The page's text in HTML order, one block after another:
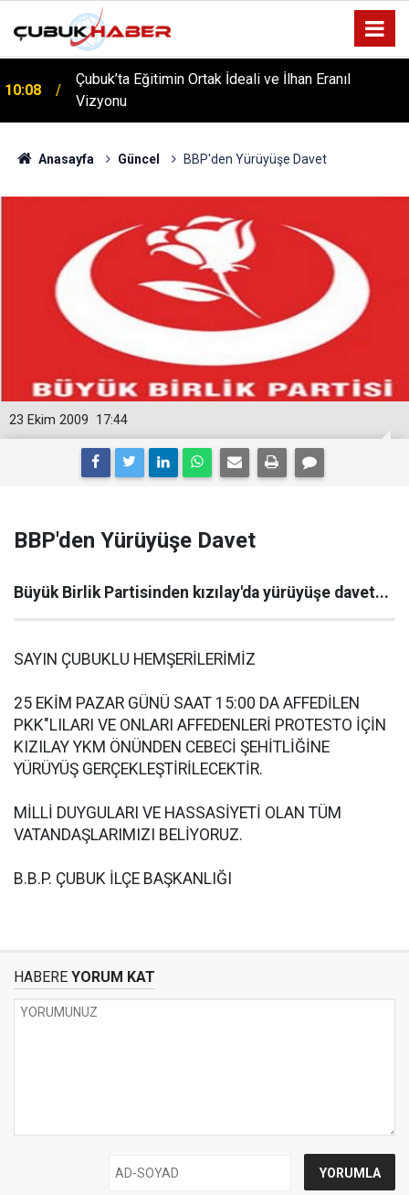
10:08
Çubuk’ta Eğitimin Ortak İdeali ve İlhan Eranıl
Vizyonu
12:06
ÇUBUK’TA ‘YAZA MERHABA’ COŞKUSU: Kursiyerler
Gönüllerince Eğlendi!
Anasayfa Güncel BBP'den Yürüyüşe Davet
17:44
23 Ekim 2009
BBP'den Yürüyüşe Davet
Büyük Birlik Partisinden kızılay'da yürüyüşe davet...
SAYIN ÇUBUKLU HEMŞERİLERİMİZ
25 EKİM PAZAR GÜNÜ SAAT 15:00 DA AFFEDİLEN
PKK"LILARI VE ONLARI AFFEDENLERİ PROTESTO İÇİN
KIZILAY YKM ÖNÜNDEN CEBECİ ŞEHİTLİĞİNE
YÜRÜYÜŞ GERÇEKLEŞTİRİLECEKTİR.
MİLLİ DUYGULARI VE HASSASİYETİ OLAN TÜM
VATANDAŞLARIMIZI BELİYORUZ.
B.B.P. ÇUBUK İLÇE BAŞKANLIĞI
HABERE YORUM KAT